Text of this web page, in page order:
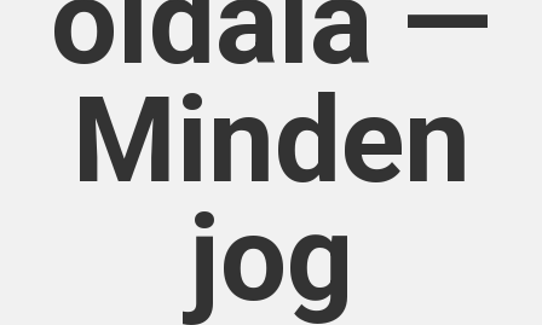
Minden
jog